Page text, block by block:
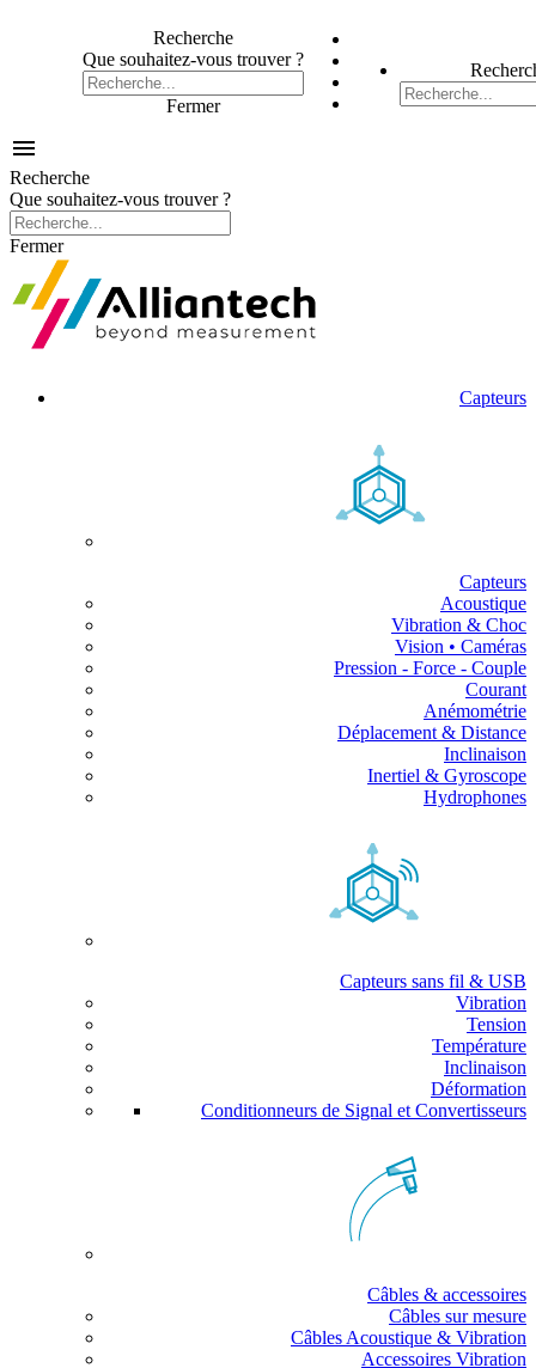
Recherche
Que souhaitez-vous trouver ?
Fermer

Recherche
Que souhaitez-vous trouver ?
Fermer
Capteurs
Capteurs
Acoustique
Vibration & Choc
Vision • Caméras
Pression - Force - Couple
Courant
Anémométrie
Déplacement & Distance
Inclinaison
Inertiel & Gyroscope
Hydrophones
Capteurs sans fil & USB
Vibration
Tension
Température
Inclinaison
Déformation
Conditionneurs de Signal et Convertisseurs
Câbles & accessoires
Câbles sur mesure
Câbles Acoustique & Vibration
Accessoires Vibration